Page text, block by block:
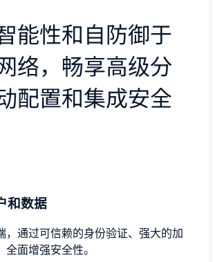
能性和自防御于
络，畅享高级分
配置和集成安全
和数据
，通过可信赖的身份验证、强大的加
全面增强安全性。